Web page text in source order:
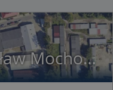
Prima Mebel Wiesław Mochol Marek Wojciechowski